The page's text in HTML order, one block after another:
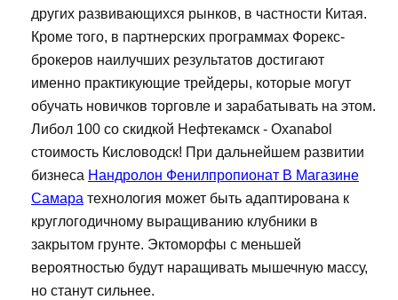
других развивающихся рынков, в частности Китая.
Кроме того, в партнерских программах Форекс-
брокеров наилучших результатов достигают
именно практикующие трейдеры, которые могут
обучать новичков торговле и зарабатывать на этом.
Либол 100 со скидкой Нефтекамск - Oxanabol
стоимость Кисловодск! При дальнейшем развитии
бизнеса Нандролон Фенилпропионат В Магазине
Самара технология может быть адаптирована к
круглогодичному выращиванию клубники в
закрытом грунте. Эктоморфы с меньшей
вероятностью будут наращивать мышечную массу,
но станут сильнее.